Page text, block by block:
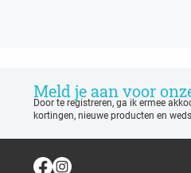
Meld je aan voor
Door te registreren, ga ik ermee
kortingen, nieuwe producten en